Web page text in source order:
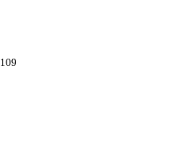
109